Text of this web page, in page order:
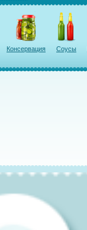
Консервация Соусы